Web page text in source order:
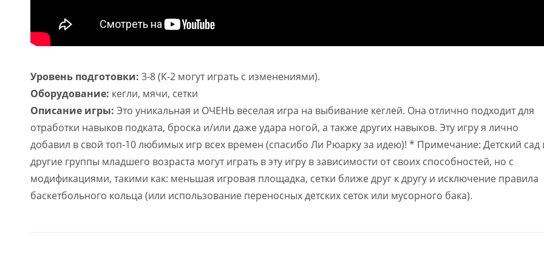
Уровень подготовки: 3-8 (К-2 могут играть с изменениями).
Оборудование: кегли, мячи, сетки
Описание игры: Это уникальная и ОЧЕНЬ веселая игра на выбивание кеглей. Она отлично подходит для
отработки навыков подката, броска и/или даже удара ногой, а также других навыков. Эту игру я лично
добавил в свой топ-10 любимых игр всех времен (спасибо Ли Рюарку за идею)! * Примечание: Детский сад
другие группы младшего возраста могут играть в эту игру в зависимости от своих способностей, но с
модификациями, такими как: меньшая игровая площадка, сетки ближе друг к другу и исключение правила
баскетбольного кольца (или использование переносных детских сеток или мусорного бака).